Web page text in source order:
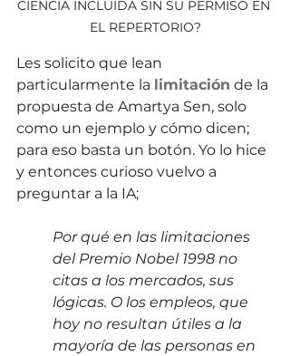
CIENCIA INCLUIDA SIN SU PERMISO EN
EL REPERTORIO?
Les solicito que lean
particularmente la limitación de la
propuesta de Amartya Sen, solo
como un ejemplo y cómo dicen;
para eso basta un botón. Yo lo hice
y entonces curioso vuelvo a
preguntar a la IA;
Por qué en las limitaciones
del Premio Nobel 1998 no
citas a los mercados, sus
lógicas. O los empleos, que
hoy no resultan útiles a la
mayoría de las personas en